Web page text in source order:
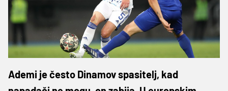
Ademi je često Dinamov spasitelj, kad